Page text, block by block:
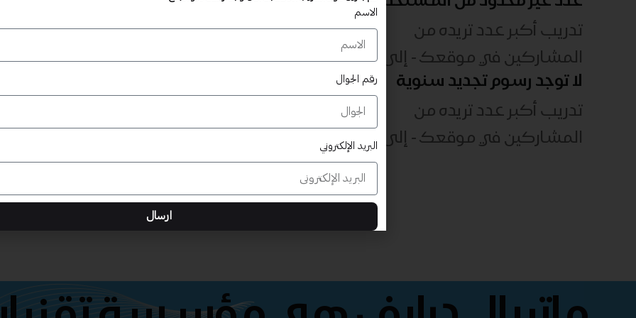
تدريب أكبر عدد تريده من
المشاركين في موقعك - ​​إلى الأبد!
لا توجد رسوم تجديد سنوية
تدريب أكبر عدد تريده من
المشاركين في موقعك - ​​إلى الأبد!
الاسم
رقم الجوال
البريد الإلكتروني
ارسال